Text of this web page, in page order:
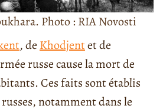
Photo : RIA Novosti
, de Khodjentet de
russe cause la mort de
Ces faits sont établis
notamment dans le